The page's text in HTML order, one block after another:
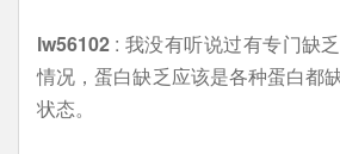
lw56102 : 我没有听说过有专门缺
情况，蛋白缺乏应该是各种蛋白都
状态。